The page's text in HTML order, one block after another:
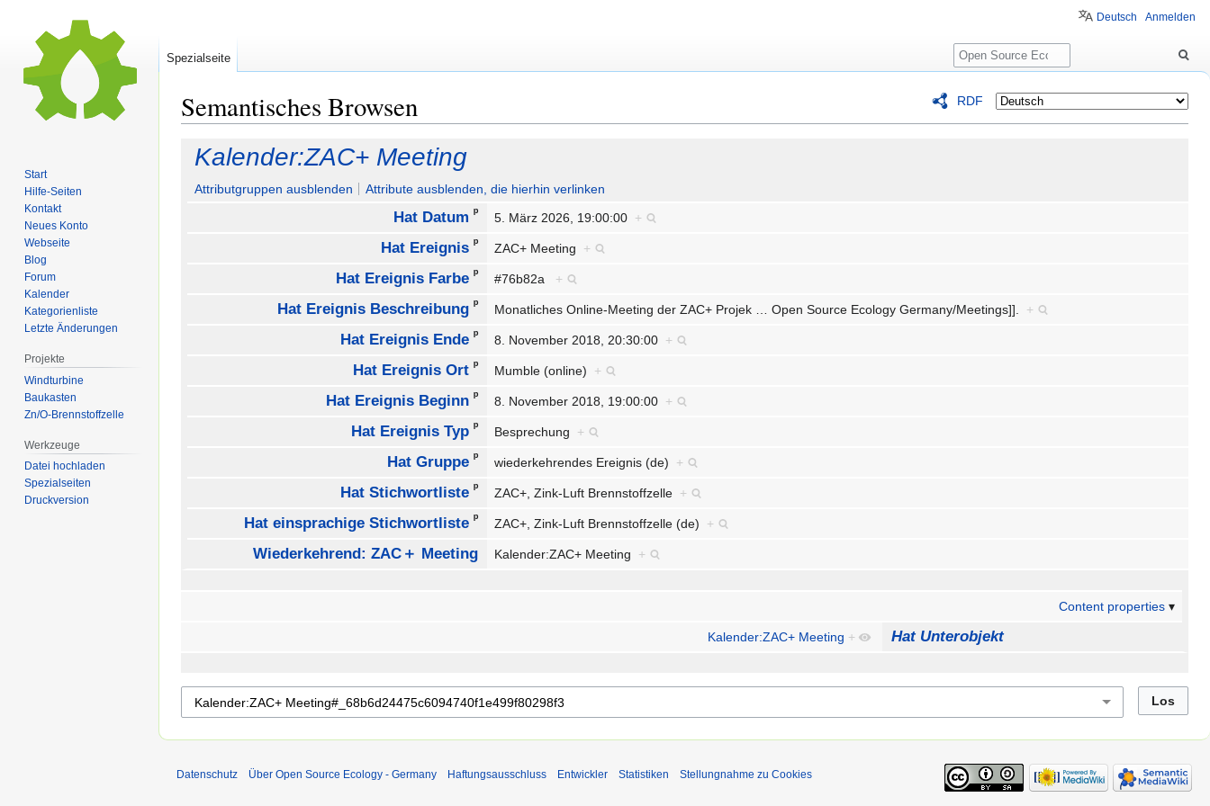
RDF
Semantisches Browsen
Zur
Navigation
springen
Zur
Suche
springen
Kalender:ZAC+ Meeting
Attributgruppen ausblenden Attribute ausblenden, die hierhin verlinken
Hat Datum ᵖ 5. März 2026, 19:00:00 +
Hat Ereignis ᵖ ZAC+ Meeting +
Hat Ereignis Farbe ᵖ #76b82a +
Hat Ereignis Beschreibung ᵖ Monatliches Online-Meeting der ZAC+ Projek …Open Source Ecology Germany/Meetings]]. +
Hat Ereignis Ende ᵖ 8. November 2018, 20:30:00 +
Hat Ereignis Ort ᵖ Mumble (online) +
Hat Ereignis Beginn ᵖ 8. November 2018, 19:00:00 +
Hat Ereignis Typ ᵖ Besprechung +
Hat Gruppe ᵖ wiederkehrendes Ereignis (de) +
Hat Stichwortliste ᵖ ZAC+, Zink-Luft Brennstoffzelle +
Hat einsprachige Stichwortliste ᵖ ZAC+, Zink-Luft Brennstoffzelle (de) +
Wiederkehrend: ZAC＋ Meeting Kalender:ZAC+ Meeting +
Content properties
Kalender:ZAC+ Meeting + Hat Unterobjekt
Deutsch Anmelden
Spezialseite
Suche
Start
Hilfe-Seiten
Kontakt
Neues Konto
Webseite
Blog
Forum
Kalender
Kategorienliste
Letzte Änderungen
Projekte
Windturbine
Baukasten
Zn/O-Brennstoffzelle
Werkzeuge
Datei hochladen
Spezialseiten
Druckversion
Datenschutz Über Open Source Ecology - Germany Haftungsausschluss Entwickler Statistiken Stellungnahme zu Cookies